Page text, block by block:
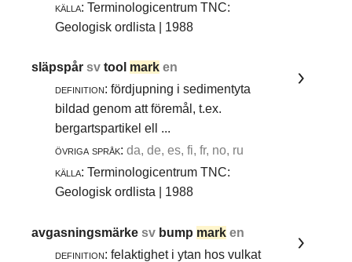
källa: Terminologicentrum TNC:
Geologisk ordlista | 1988
släpspårsvtool mark en
definition: fördjupning i sedimentyta
bildad genom att föremål, t.ex.
bergartspartikel ell ...
övriga språk: da, de, es, fi, fr, no, ru
källa: Terminologicentrum TNC:
Geologisk ordlista | 1988
avgasningsmärkesv bump mark en
definition: felaktighet i ytan hos vulkat